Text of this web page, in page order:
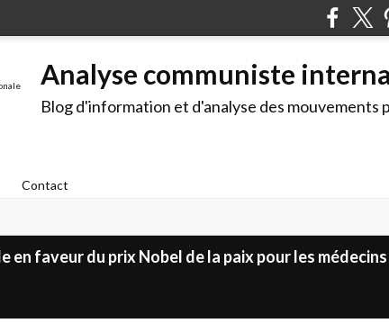
Analyse communiste
Blog d'information et d'analyse des mouvements
Contact
en faveur du prix Nobel de la paix pour les médecins